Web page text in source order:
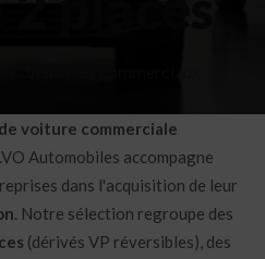
voiture commerciale
Automobiles accompagne
dans l'acquisition de leur
. Notre sélection regroupe des
(dérivés VP réversibles), des